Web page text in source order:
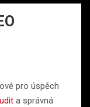
pro úspěch
a správná